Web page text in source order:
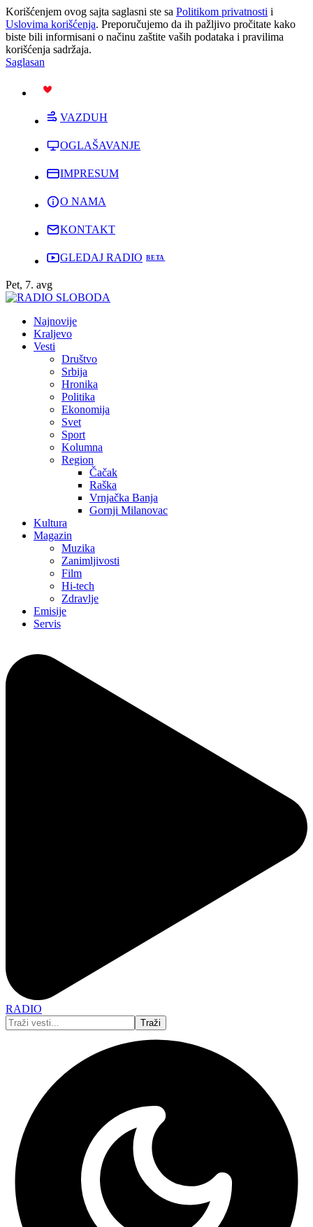
Korišćenjem ovog sajta saglasni ste sa Politikom privatnosti i
Uslovima korišćenja. Preporučujemo da ih pažljivo pročitate kako
biste bili informisani o načinu zaštite vaših podataka i pravilima
korišćenja sadržaja.
Saglasan
VAZDUH
OGLAŠAVANJE
IMPRESUM
O NAMA
KONTAKT
GLEDAJ RADIO
Pet, 7. avg
Najnovije
Kraljevo
Vesti
Društvo
Srbija
Hronika
Politika
Ekonomija
Svet
Sport
Kolumna
Region
Čačak
Raška
Vrnjačka Banja
Gornji Milanovac
Kultura
Magazin
Muzika
Zanimljivosti
Film
Hi-tech
Zdravlje
Emisije
Servis
RADIO